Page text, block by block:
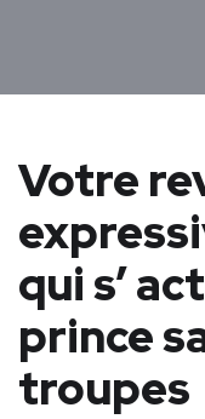
Votre
qui s’
prince
troupes